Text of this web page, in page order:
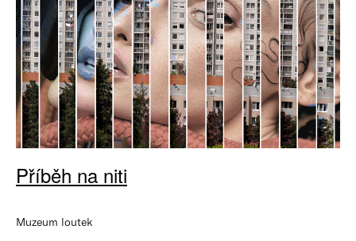
Příběh na niti
Muzeum loutek